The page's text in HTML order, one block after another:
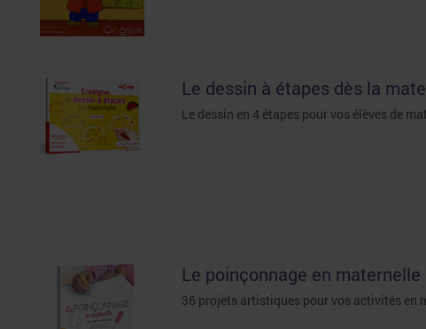
Le dessin à étapes dès la
Le dessin en 4 étapes pour vos élèves de
Le poinçonnage en maternelle
36 projets artistiques pour vos activités en